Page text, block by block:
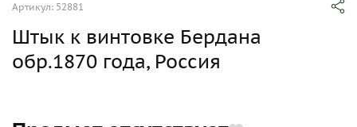
Артикул: 52881
Штык к винтовке Бердана
обр.1870 года, Россия